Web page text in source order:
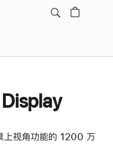
上视角功能的 1200 万